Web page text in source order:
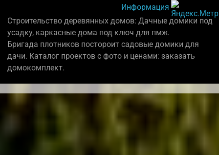
Информация
Строительство деревянных домов: Дачные домики под
усадку, каркасные дома под ключ для пмж.
Бригада плотников постороит садовые домики для
дачи. Каталог проектов с фото и ценами: заказать
домокомплект.